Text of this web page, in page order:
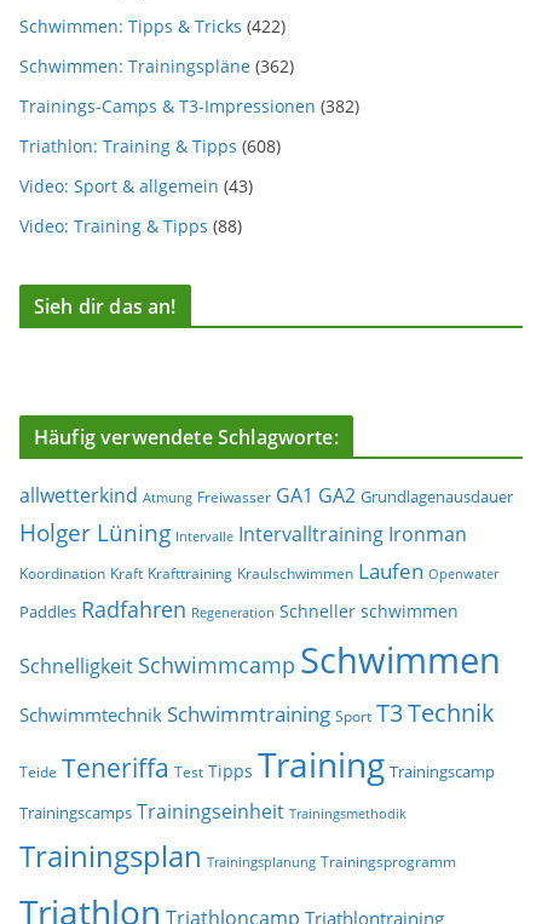
Schwimmen: Tipps & Tricks (422)
Schwimmen: Trainingspläne (362)
Trainings-Camps & T3-Impressionen (382)
Triathlon: Training & Tipps (608)
Video: Sport & allgemein (43)
Video: Training & Tipps (88)
Sieh dir das an!
Häufig verwendete Schlagworte:
allwetterkind Atmung Freiwasser GA1 GA2 Grundlagenausdauer
Holger Lüning Intervalle Intervalltraining Ironman
Koordination Kraft Krafttraining Kraulschwimmen Laufen Openwater
Paddles Radfahren Regeneration Schneller schwimmen
Schnelligkeit Schwimmcamp Schwimmen
Schwimmtechnik Schwimmtraining Sport T3Technik
Teide Teneriffa Test Tipps Training Trainingscamp
Trainingscamps Trainingseinheit Trainingsmethodik
Trainingsplan Trainingsplanung Trainingsprogramm
Triathlon Triathloncamp Triathlontraining